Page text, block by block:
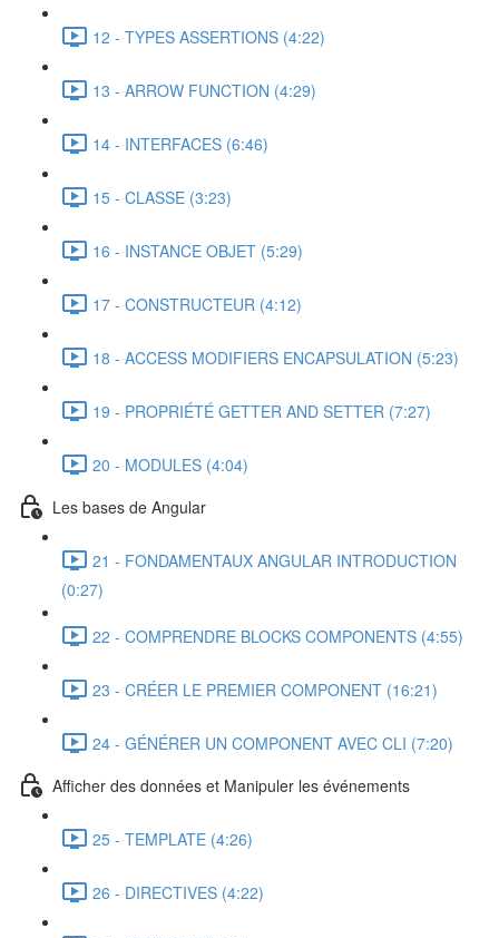
12 - TYPES ASSERTIONS (4:22)
13 - ARROW FUNCTION (4:29)
14 - INTERFACES (6:46)
15 - CLASSE (3:23)
16 - INSTANCE OBJET (5:29)
17 - CONSTRUCTEUR (4:12)
18 - ACCESS MODIFIERS ENCAPSULATION (5:23)
19 - PROPRIÉTÉ GETTER AND SETTER (7:27)
20 - MODULES (4:04)
Les bases de Angular
21 - FONDAMENTAUX ANGULAR INTRODUCTION
(0:27)
22 - COMPRENDRE BLOCKS COMPONENTS (4:55)
23 - CRÉER LE PREMIER COMPONENT (16:21)
24 - GÉNÉRER UN COMPONENT AVEC CLI (7:20)
Afficher des données et Manipuler les événements
25 - TEMPLATE (4:26)
26 - DIRECTIVES (4:22)